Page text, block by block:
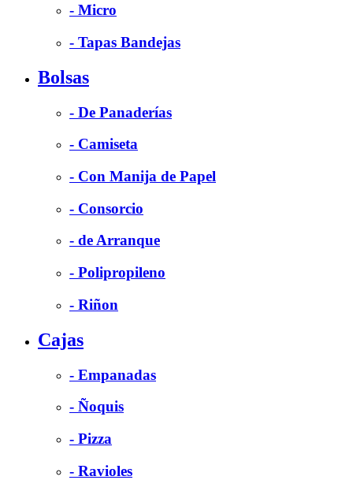
- Micro
- Tapas Bandejas
Bolsas
- De Panaderías
- Camiseta
- Con Manija de Papel
- Consorcio
- de Arranque
- Polipropileno
- Riñon
Cajas
- Empanadas
- Ñoquis
- Pizza
- Ravioles